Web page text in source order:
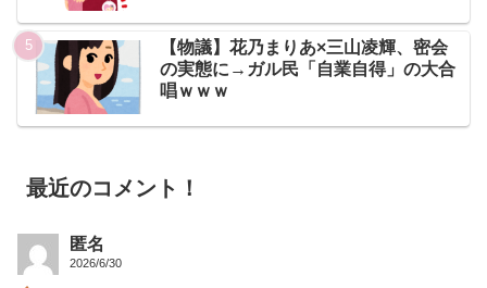
【物議】花乃まりあ×三山凌輝、密会
の実態に→ガル民「自業自得」の大合
唱ｗｗｗ
最近のコメント！
匿名
2026/6/30